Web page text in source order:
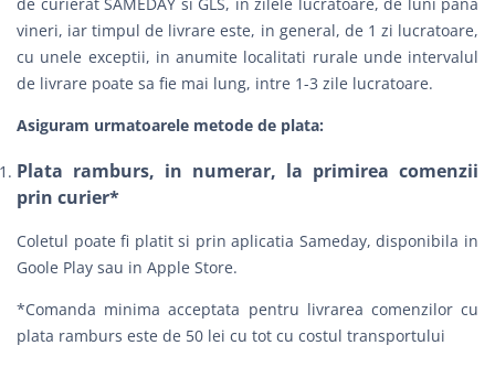
vineri, iar timpul de livrare este, in general, de 1 zi lucratoare,
cu unele exceptii, in anumite localitati rurale unde intervalul
de livrare poate sa fie mai lung, intre 1-3 zile lucratoare.
Asiguram urmatoarele metode de plata:
Plata ramburs, in numerar, la primirea comenzii
prin curier*
Coletul poate fi platit si prin aplicatia Sameday, disponibila in
Goole Play sau in Apple Store.
*Comanda minima acceptata pentru livrarea comenzilor cu
plata ramburs este de 50 lei cu tot cu costul transportului